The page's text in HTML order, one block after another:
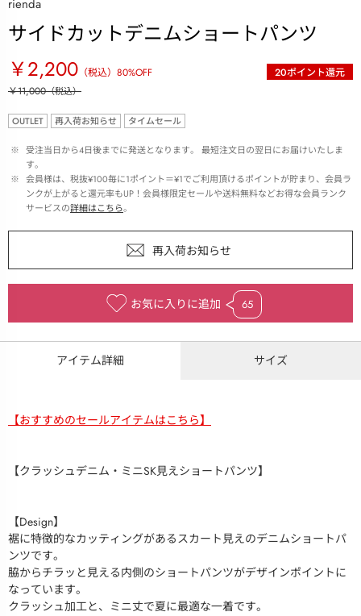
rienda
サイドカットデニムショートパンツ
￥2,200 （税込） 80%OFF 20ポイント還元
￥11,000（税込）
OUTLET 再入荷お知らせ タイムセール
※ 受注当日から4日後までに発送となります。 最短注文日の翌日にお届けいたしま
す。
※ 会員様は、税抜¥100毎に1ポイント＝¥1でご利用頂けるポイントが貯まり、会員ラ
ンクが上がると還元率もUP！会員様限定セールや送料無料などお得な会員ランク
サービスの詳細はこちら。
お気に入りに追加 65
アイテム詳細 サイズ
【おすすめのセールアイテムはこちら】
【クラッシュデニム・ミニSK見えショートパンツ】
【Design】
裾に特徴的なカッティングがあるスカート見えのデニムショートパ
ンツです。
脇からチラッと見える内側のショートパンツがデザインポイントに
なっています。
クラッシュ加工と、ミニ丈で夏に最適な一着です。